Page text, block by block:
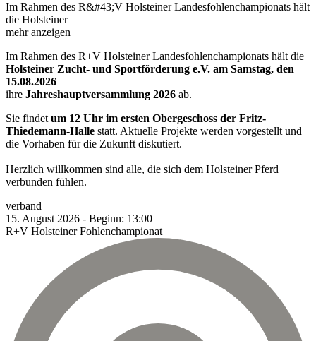
Im Rahmen des R&#43;V Holsteiner Landesfohlenchampionats hält
die Holsteiner
mehr anzeigen
Im Rahmen des R+V Holsteiner Landesfohlenchampionats hält die
Holsteiner Zucht- und Sportförderung e.V. am Samstag, den
15.08.2026
ihre Jahreshauptversammlung 2026 ab.
Sie findet um 12 Uhr im ersten Obergeschoss der Fritz-
Thiedemann-Halle statt. Aktuelle Projekte werden vorgestellt und
die Vorhaben für die Zukunft diskutiert.
Herzlich willkommen sind alle, die sich dem Holsteiner Pferd
verbunden fühlen.
verband
15. August 2026 - Beginn: 13:00
R+V Holsteiner Fohlenchampionat